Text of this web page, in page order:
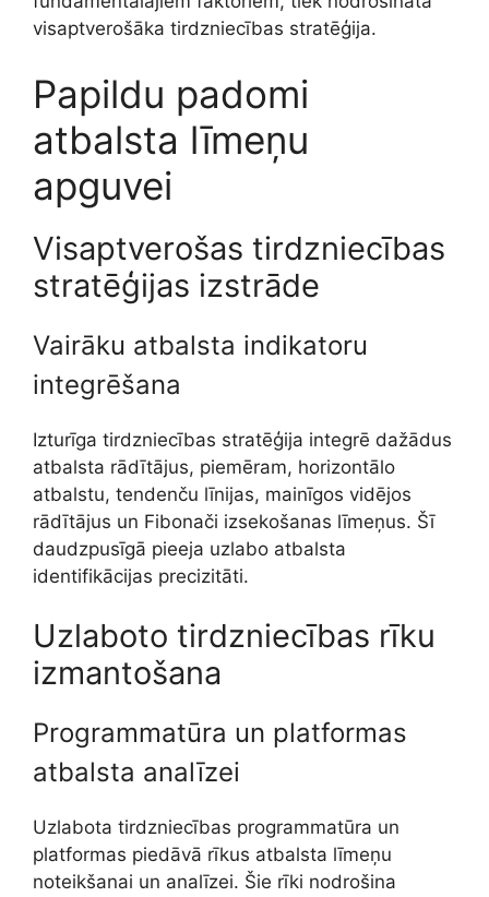
visaptverošāka tirdzniecības stratēģija.
Papildu padomi
atbalsta līmeņu
apguvei
Visaptverošas tirdzniecības
stratēģijas izstrāde
Vairāku atbalsta indikatoru
integrēšana
Izturīga tirdzniecības stratēģija integrē dažādus
atbalsta rādītājus, piemēram, horizontālo
atbalstu, tendenču līnijas, mainīgos vidējos
rādītājus un Fibonači izsekošanas līmeņus. Šī
daudzpusīgā pieeja uzlabo atbalsta
identifikācijas precizitāti.
Uzlaboto tirdzniecības rīku
izmantošana
Programmatūra un platformas
atbalsta analīzei
Uzlabota tirdzniecības programmatūra un
platformas piedāvā rīkus atbalsta līmeņu
noteikšanai un analīzei. Šie rīki nodrošina